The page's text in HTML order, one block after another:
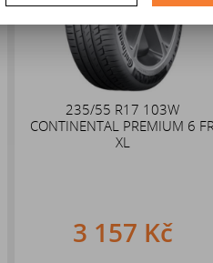
235/55 R17 103W
CONTINENTAL PREMIUM 6 FR
XL
3 157 Kč